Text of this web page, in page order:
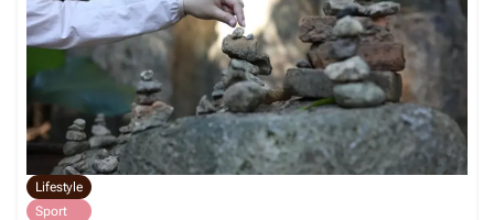
Lifestyle
Sport